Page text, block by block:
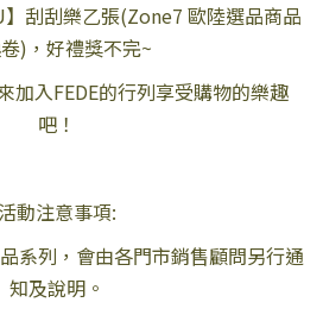
】刮刮樂乙張(Zone7 歐陸選品商品
)，好禮獎不完~
加入FEDE的行列享受購物的樂趣
吧！
活動注意事項:
系列，會由各門市銷售顧問另行通
知及說明。